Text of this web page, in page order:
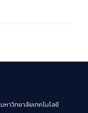
มหาวิทยาลัยเทคโนโลยี